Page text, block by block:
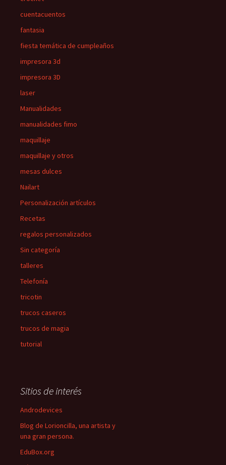
cuentacuentos
fantasia
fiesta temática de cumpleaños
impresora 3d
impresora 3D
laser
Manualidades
manualidades fimo
maquillaje
maquillaje y otros
mesas dulces
Nailart
Personalización artículos
Recetas
regalos personalizados
Sin categoría
talleres
Telefonía
tricotin
trucos caseros
trucos de magia
tutorial
Sitios de interés
Androdevices
Blog de Lorioncilla, una artista y
una gran persona.
EduBox.org